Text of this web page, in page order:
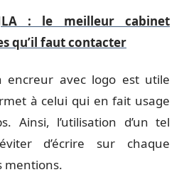
: le meilleur cabinet
qu’il faut contacter
encreur avec logo est utile
à celui qui en fait usage
Ainsi, l’utilisation d’un tel
d’écrire sur chaque
mentions.